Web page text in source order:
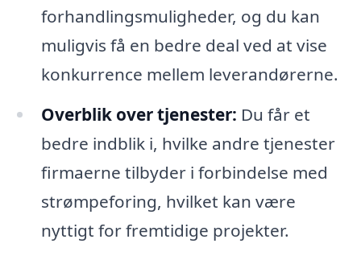
forhandlingsmuligheder, og du kan
muligvis få en bedre deal ved at vise
konkurrence mellem leverandørerne.
Overblik over tjenester: Du får et
bedre indblik i, hvilke andre tjenester
firmaerne tilbyder i forbindelse med
strømpeforing, hvilket kan være
nyttigt for fremtidige projekter.